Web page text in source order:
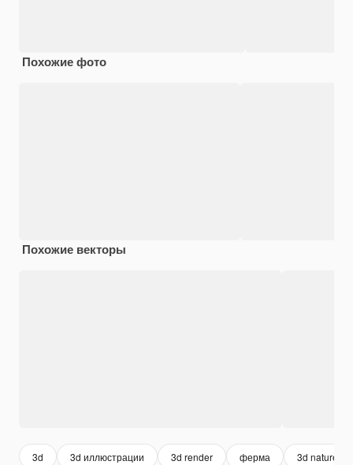
Похожие фото
Похожие векторы
3d 3d иллюстрации 3d render ферма 3d nature